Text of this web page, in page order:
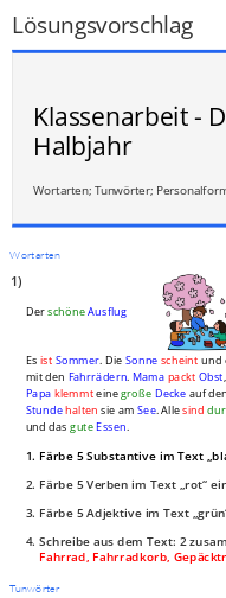
Lösungsvorschlag
Klassenarbeit -
Halbjahr
Wortarten; Tunwörter;
Wortarten
1)
DerschöneAusflug
Es ist Sommer. Die Sonne scheintund
mit den Fahrrädern.Mama packt Obst,
Papa klemmteinegroße Decke auf
Stundehalten sie amSee. Allesind
und dasguteEssen.
1. Färbe 5 Substantive im Text
2. Färbe 5 Verben im Text „rot“
3. Färbe 5 Adjektive im Text
4. Schreibe aus dem Text: 2
Fahrrad, Fahrradkorb,
Tunwörter